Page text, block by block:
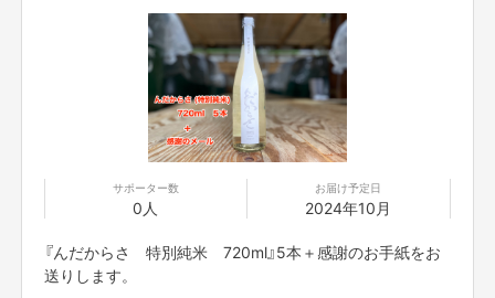
そんな数々の驚きの中の一つが「岩手の日本酒」でした。
サポーター数
0人
お届け予定日
2024年10月
『んだからさ 特別純米 720ml』5本＋感謝のお手紙をお
送りします。